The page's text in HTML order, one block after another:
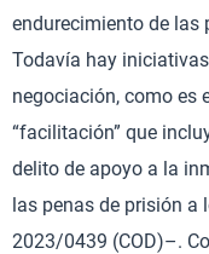
endurecimiento de las
Todavía hay
negociación, como es
“facilitación” que
delito de apoyo a la
las penas de prisión a
2023/0439 (COD)–.